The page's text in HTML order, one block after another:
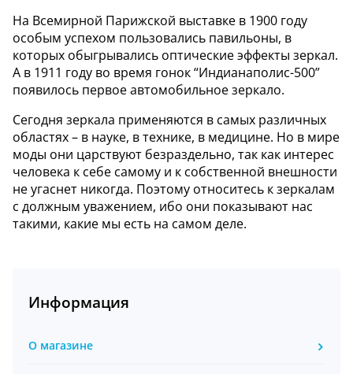
На Всемирной Парижской выставке в 1900 году
особым успехом пользовались павильоны, в
которых обыгрывались оптические эффекты зеркал.
А в 1911 году во время гонок “Индианаполис-500”
появилось первое автомобильное зеркало.
Сегодня зеркала применяются в самых различных
областях – в науке, в технике, в медицине. Но в мире
моды они царствуют безраздельно, так как интерес
человека к себе самому и к собственной внешности
не угаснет никогда. Поэтому относитесь к зеркалам
с должным уважением, ибо они показывают нас
такими, какие мы есть на самом деле.
Информация
О магазине